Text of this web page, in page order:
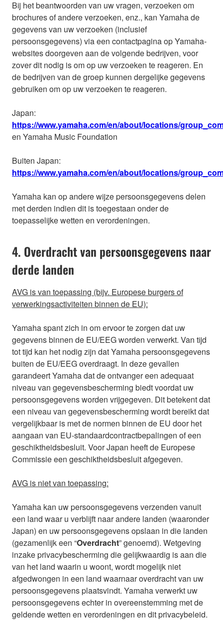
Bij het beantwoorden van uw vragen, verzoeken om
brochures of andere verzoeken, enz., kan Yamaha de
gegevens van uw verzoeken (inclusief
persoonsgegevens) via een contactpagina op Yamaha-
websites doorgeven aan de volgende bedrijven, voor
zover dit nodig is om op uw verzoeken te reageren. En
de bedrijven van de groep kunnen dergelijke gegevens
gebruiken om op uw verzoeken te reageren.
Japan:
https://www.yamaha.com/en/about/locations/
en Yamaha Music Foundation
Buiten Japan:
https://www.yamaha.com/en/about/locations/
Yamaha kan op andere wijze persoonsgegevens delen
met derden indien dit is toegestaan onder de
toepasselijke wetten en verordeningen.
4. Overdracht van persoonsgegevens naar
derde landen
AVG is van toepassing (bijv. Europese burgers of
verwerkingsactiviteiten binnen de EU):
Yamaha spant zich in om ervoor te zorgen dat uw
gegevens binnen de EU/EEG worden verwerkt. Van tijd
tot tijd kan het nodig zijn dat Yamaha persoonsgegevens
buiten de EU/EEG overdraagt. In deze gevallen
garandeert Yamaha dat de ontvanger een adequaat
niveau van gegevensbescherming biedt voordat uw
persoonsgegevens worden vrijgegeven. Dit betekent dat
een niveau van gegevensbescherming wordt bereikt dat
vergelijkbaar is met de normen binnen de EU door het
aangaan van EU-standaardcontractbepalingen of een
geschiktheidsbesluit. Voor Japan heeft de Europese
Commissie een geschiktheidsbesluit afgegeven.
AVG is niet van toepassing:
Yamaha kan uw persoonsgegevens verzenden vanuit
een land waar u verblijft naar andere landen (waaronder
Japan) en uw persoonsgegevens opslaan in die landen
(gezamenlijk een “Overdracht” genoemd). Wetgeving
inzake privacybescherming die gelijkwaardig is aan die
van het land waarin u woont, wordt mogelijk niet
afgedwongen in een land waarnaar overdracht van uw
persoonsgegevens plaatsvindt. Yamaha verwerkt uw
persoonsgegevens echter in overeenstemming met de
geldende wetten en verordeningen en dit privacybeleid.